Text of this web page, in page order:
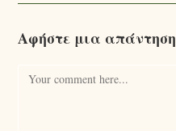
Αφήστε μια απάντηση